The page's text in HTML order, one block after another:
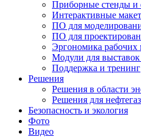
Приборные стенды и
Интерактивные
ПО для
ПО для
Эргономика рабочих
Модули для
Поддержка и тренинг
Решения
Решения в области
Решения для
Безопасность и экология
Фото
Видео